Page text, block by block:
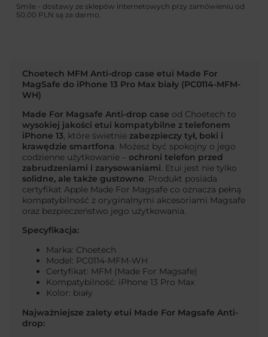
Smile - dostawy ze sklepów internetowych przy zamówieniu od
50,00 PLN są za darmo.
Choetech MFM Anti-drop case etui Made For
MagSafe do iPhone 13 Pro Max biały (PC0114-MFM-
WH)
Made For Magsafe Anti-drop case od Choetech to
wysokiej jakości etui kompatybilne z telefonem
iPhone 13, które świetnie zabezpieczy tył, boki i
krawędzie smartfona. Możesz być spokojny o jego
codzienne użytkowanie – ochroni telefon przed
zabrudzeniami i zarysowaniami. Etui jest nie tylko
solidne, ale także gustowne. Produkt posiada
certyfikat Apple Made For Magsafe co oznacza pełną
kompatybilność z oryginalnymi akcesoriami Magsafe
oraz bezpieczeństwo jego użytkowania.
Specyfikacja:
Marka: Choetech
Model: PC0114-MFM-WH
Certyfikat: MFM (Made For Magsafe)
Kompatybilność: iPhone 13 Pro Max
Kolor: biały
Najważniejsze zalety etui Made For Magsafe Anti-
drop: